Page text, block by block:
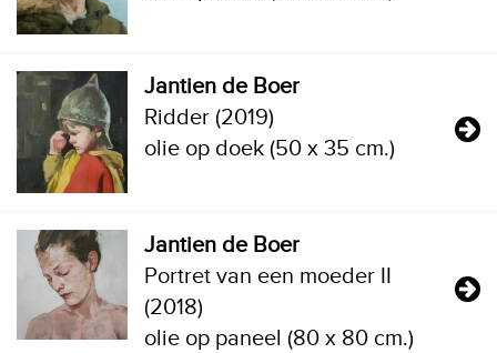
Jantien de Boer
Ridder (2019)
olie op doek (50 x 35 cm.)
Jantien de Boer
Portret van een moeder II
(2018)
olie op paneel (80 x 80 cm.)